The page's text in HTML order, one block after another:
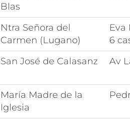
Blas
Ntra Señora del
Carmen (Lugano)
Eva
6
San José de Calasanz Av
María Madre de la
Iglesia